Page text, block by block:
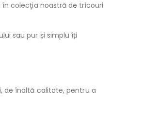
colecţia noastră de tricouri
sau pur și simplu îți
de înaltă calitate, pentru a